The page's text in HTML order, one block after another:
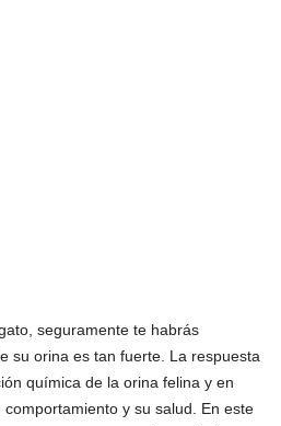
seguramente te habrás
su orina es tan fuerte. La respuesta
química de la orina felina y en
y su salud. En este